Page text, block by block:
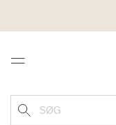
Menu
SØG